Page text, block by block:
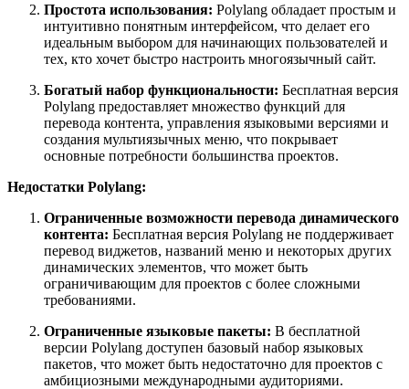
Простота использования: Polylang обладает простым и
интуитивно понятным интерфейсом, что делает его
идеальным выбором для начинающих пользователей и
тех, кто хочет быстро настроить многоязычный сайт.
Богатый набор функциональности: Бесплатная версия
Polylang предоставляет множество функций для
перевода контента, управления языковыми версиями и
создания мультиязычных меню, что покрывает
основные потребности большинства проектов.
Недостатки Polylang:
Ограниченные возможности перевода динамического
контента: Бесплатная версия Polylang не поддерживает
перевод виджетов, названий меню и некоторых других
динамических элементов, что может быть
ограничивающим для проектов с более сложными
требованиями.
Ограниченные языковые пакеты: В бесплатной
версии Polylang доступен базовый набор языковых
пакетов, что может быть недостаточно для проектов с
амбициозными международными аудиториями.